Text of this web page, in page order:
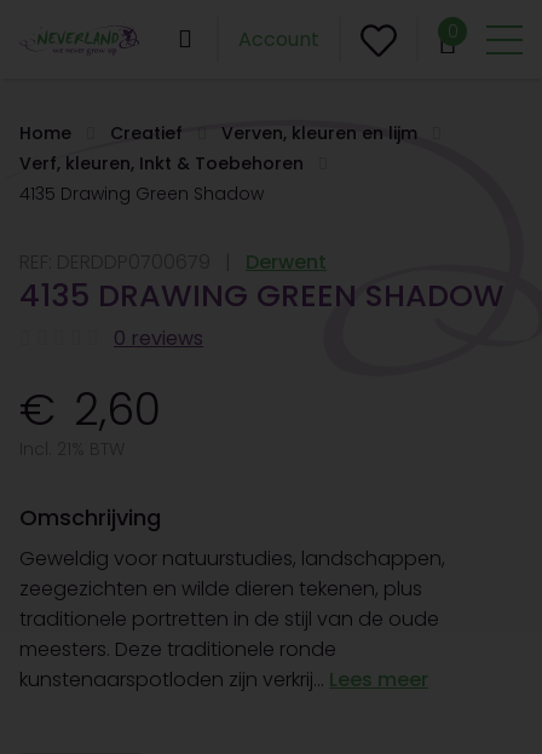
Account 0
Home Creatief
Verven, kleuren en lijm
Verf, kleuren, Inkt & Toebehoren
4135 Drawing Green Shadow
Derwent
4135 DRAWING GREEN SHADOW
0 reviews
2,60
Omschrijving
Geweldig voor natuurstudies, landschappen,
zeegezichten en wilde dieren tekenen, plus
traditionele portretten in de stijl van de oude
meesters. Deze traditionele ronde
kunstenaarspotloden zijn verkrij... Lees meer